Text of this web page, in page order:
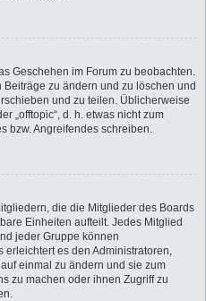
Geschehen im Forum zu beobachten.
zu ändern und zu löschen und
und zu teilen. Üblicherweise
„offtopic“, d. h. etwas nicht zum
bzw. Angreifendes schreiben.
die die Mitglieder des Boards
Einheiten aufteilt. Jedes Mitglied
jeder Gruppe können
erleichtert es den Administratoren,
einmal zu ändern und sie zum
zu machen oder ihnen Zugriff zu